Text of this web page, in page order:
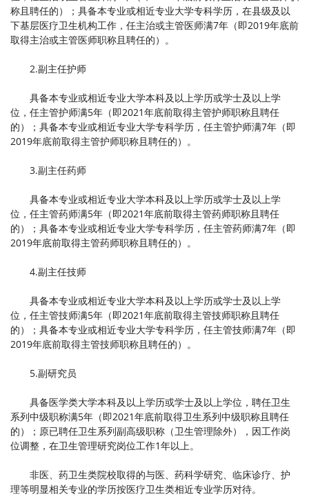
称且聘任的）；具备本专业或相近专业大学专科学历，在县级及以
下基层医疗卫生机构工作，任主治或主管医师满7年（即2019年底前
取得主治或主管医师职称且聘任的）。
2.副主任护师
具备本专业或相近专业大学本科及以上学历或学士及以上学
位，任主管护师满5年（即2021年底前取得主管护师职称且聘任
的）；具备本专业或相近专业大学专科学历，任主管护师满7年（即
2019年底前取得主管护师职称且聘任的）。
3.副主任药师
具备本专业或相近专业大学本科及以上学历或学士及以上学
位，任主管药师满5年（即2021年底前取得主管药师职称且聘任
的）；具备本专业或相近专业大学专科学历，任主管药师满7年（即
2019年底前取得主管药师职称且聘任的）。
4.副主任技师
具备本专业或相近专业大学本科及以上学历或学士及以上学
位，任主管技师满5年（即2021年底前取得主管技师职称且聘任
的）；具备本专业或相近专业大学专科学历，任主管技师满7年（即
2019年底前取得主管技师职称且聘任的）。
5.副研究员
具备医学类大学本科及以上学历或学士及以上学位，聘任卫生
系列中级职称满5年（即2021年底前取得卫生系列中级职称且聘任
的）；原已聘任卫生系列副高级职称（卫生管理除外），因工作岗
位调整，在卫生管理研究岗位工作1年以上。
非医、药卫生类院校取得的与医、药科学研究、临床诊疗、护
理等明显相关专业的学历按医疗卫生类相近专业学历对待。